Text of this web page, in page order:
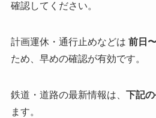
確認してください。
計画運休・通行止めなどは 前日
ため、早めの確認が有効です。
鉄道・道路の最新情報は、 下記
ます。